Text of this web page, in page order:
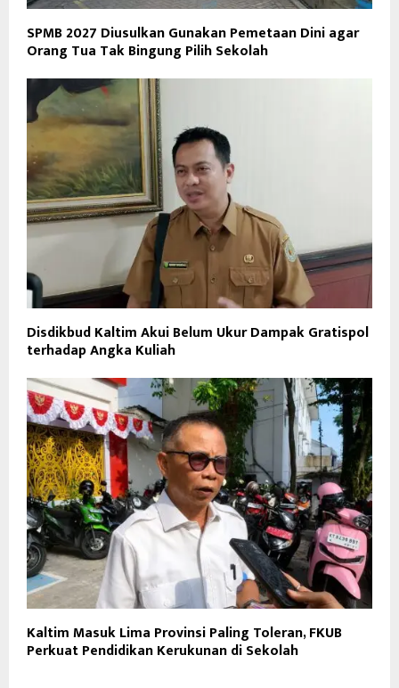
SPMB 2027 Diusulkan Gunakan Pemetaan Dini agar
Orang Tua Tak Bingung Pilih Sekolah
Disdikbud Kaltim Akui Belum Ukur Dampak Gratispol
terhadap Angka Kuliah
Kaltim Masuk Lima Provinsi Paling Toleran, FKUB
Perkuat Pendidikan Kerukunan di Sekolah